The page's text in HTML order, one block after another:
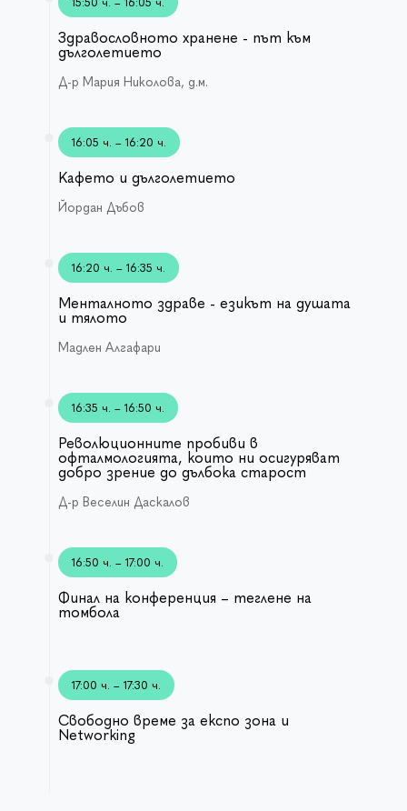
Здравословното хранене - път към
дълголетието
Д-р Мария Николова, д.м.
16:05 ч. – 16:20 ч.
Кафето и дълголетието
Йордан Дъбов
16:20 ч. – 16:35 ч.
Менталното здраве - езикът на душата
и тялото
Мадлен Алгафари
16:35 ч. – 16:50 ч.
Революционните пробиви в
офталмологията, които ни осигуряват
добро зрение до дълбока старост
Д-р Веселин Даскалов
16:50 ч. – 17:00 ч.
Финал на конференция – теглене на
томбола
17:00 ч. – 17:30 ч.
Свободно време за експо зона и
Networking